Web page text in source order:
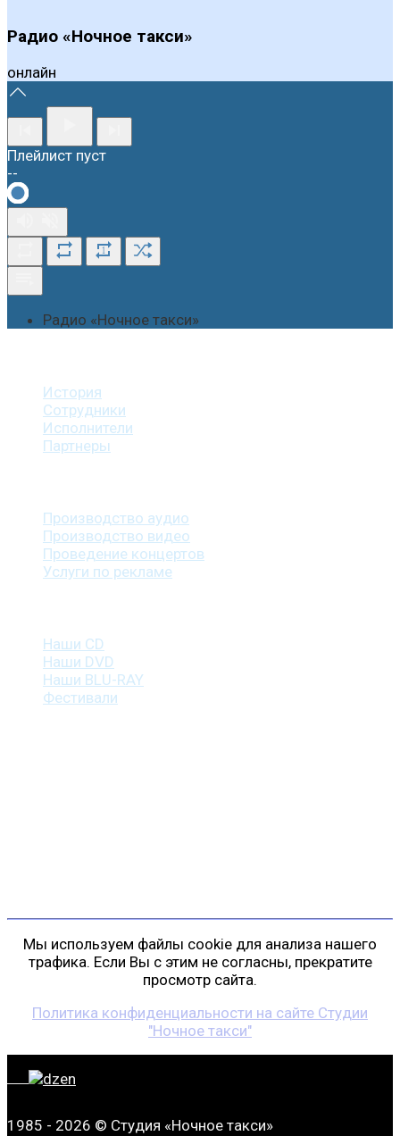
Радио «Ночное такси»
онлайн
Плейлист пуст
--
1
Радио «Ночное такси»
История
Сотрудники
Исполнители
Партнеры
Производство аудио
Производство видео
Проведение концертов
Услуги по рекламе
Наши CD
Наши DVD
Наши BLU-RAY
Фестивали
Мы используем файлы cookie для анализа нашего
трафика. Если Вы с этим не согласны, прекратите
просмотр сайта.
Политика конфиденциальности на сайте Студии
"Ночное такси"
1985 - 2026 © Студия «Ночное такси»